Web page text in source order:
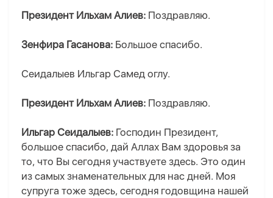
Президент Ильхам Алиев: Поздравляю.
Зенфира Гасанова: Большое спасибо.
Сеидалыев Ильгар Самед оглу.
Президент Ильхам Алиев: Поздравляю.
Ильгар Сеидалыев: Господин Президент,
большое спасибо, дай Аллах Вам здоровья за
то, что Вы сегодня участвуете здесь. Это один
из самых знаменательных для нас дней. Моя
супруга тоже здесь, сегодня годовщина нашей